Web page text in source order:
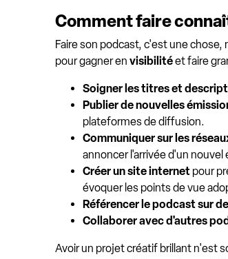
Comment faire
Faire son podcast, c'est une
pour gagner en visibilitéet faire
Soigner les titres et
Publier de nouvelles
plateformes de diffusion.
Communiquer sur les
annoncer l'arrivée d'un
Créer un site internet pour
évoquer les points de vue
Référencer le podcast sur
Collaborer avec d'autres
Avoir un projet créatif brillant n'est